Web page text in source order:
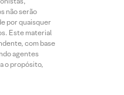
não serão
por quaisquer
Este material
com base
agentes
o propósito,